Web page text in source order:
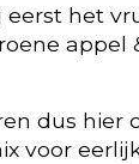
het
appel
dus hier
voor